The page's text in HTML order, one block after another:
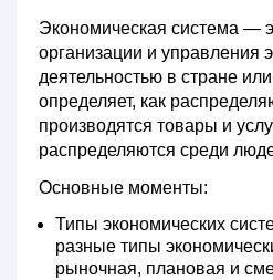
Экономическая система —
организации и управления
деятельностью в стране
определяет, как
производятся товары и
распределяются среди
Основные моменты:
Типы экономических
разные типы
рыночная, плановая и